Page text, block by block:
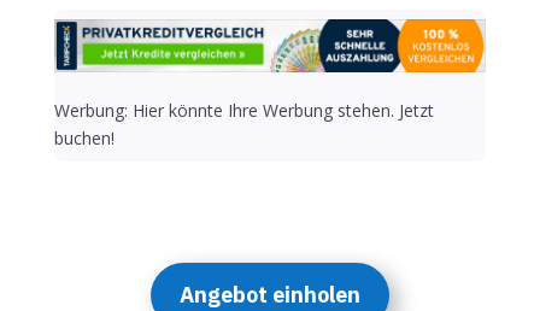
Werbung: Hier könnte Ihre Werbung stehen. Jetzt
buchen!
Angebot einholen